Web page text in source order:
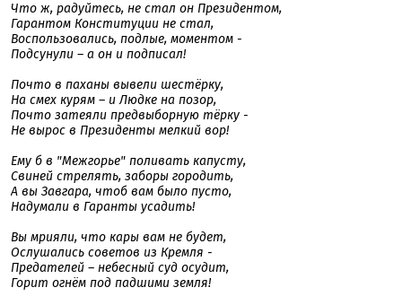
Что ж, радуйтесь, не стал он Президентом,
Гарантом Конституции не стал,
Воспользовались, подлые, моментом -
Подсунули – а он и подписал!
Почто в паханы вывели шестёрку,
На смех курям – и Людке на позор,
Почто затеяли предвыборную тёрку -
Не вырос в Президенты мелкий вор!
Ему б в "Межгорье" поливать капусту,
Свиней стрелять, заборы городить,
А вы Завгара, чтоб вам было пусто,
Надумали в Гаранты усадить!
Вы мрияли, что кары вам не будет,
Ослушались советов из Кремля -
Предателей – небесный суд осудит,
Горит огнём под падшими земля!